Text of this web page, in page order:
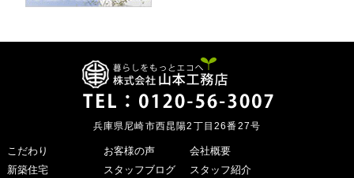
兵庫県尼崎市西昆陽2丁目26番27号
こだわり
新築住宅
お客様の声
スタッフブログ
会社概要
スタッフ紹介